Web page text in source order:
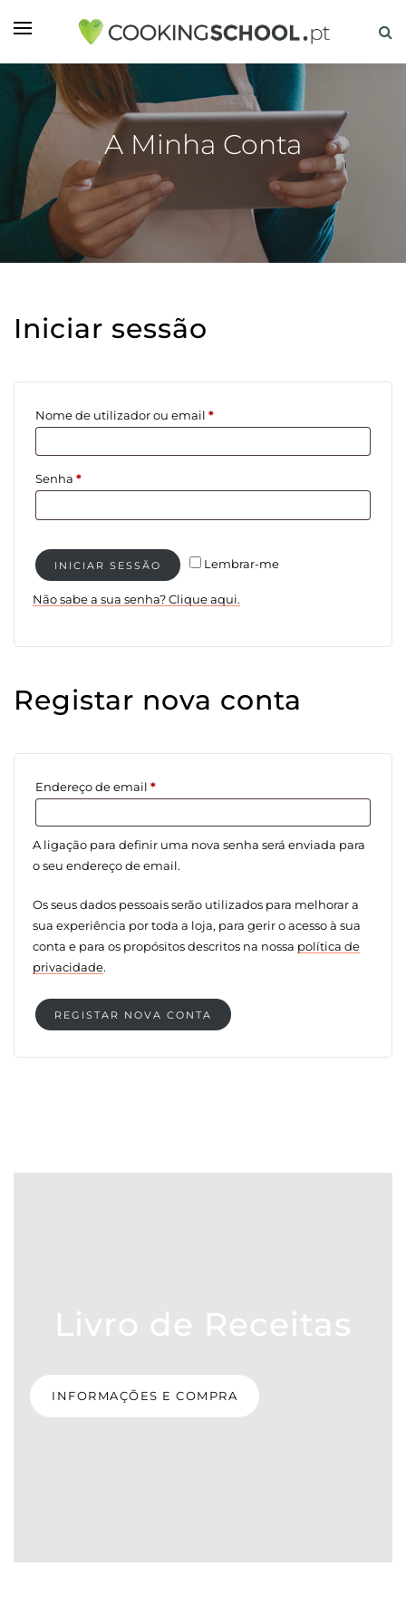
A Minha Conta
Iniciar sessão
Nome de utilizador ou email *Obrigatório
Senha *Obrigatório
Lembrar-me
INICIAR SESSÃO
Não sabe a sua senha? Clique aqui.
Registar nova conta
Endereço de email *Obrigatório
A ligação para definir uma nova senha será enviada para
o seu endereço de email.
Os seus dados pessoais serão utilizados para melhorar a
sua experiência por toda a loja, para gerir o acesso à sua
conta e para os propósitos descritos na nossa política de
privacidade.
REGISTAR NOVA CONTA
Livro de Receitas
INFORMAÇÕES E COMPRA